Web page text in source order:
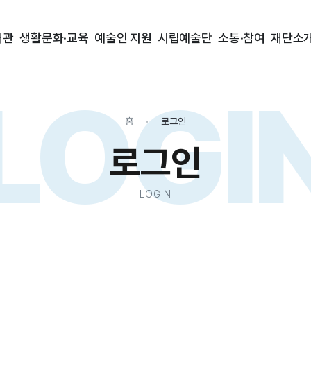
관 생활문화·교육 예술인 지원 시립예술단 소통·참여 재단소
홈 로그인
로그인
LOGIN